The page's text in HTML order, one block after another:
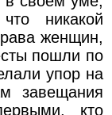
никакой
женщин,
пошли по
упор на
завещания
кто